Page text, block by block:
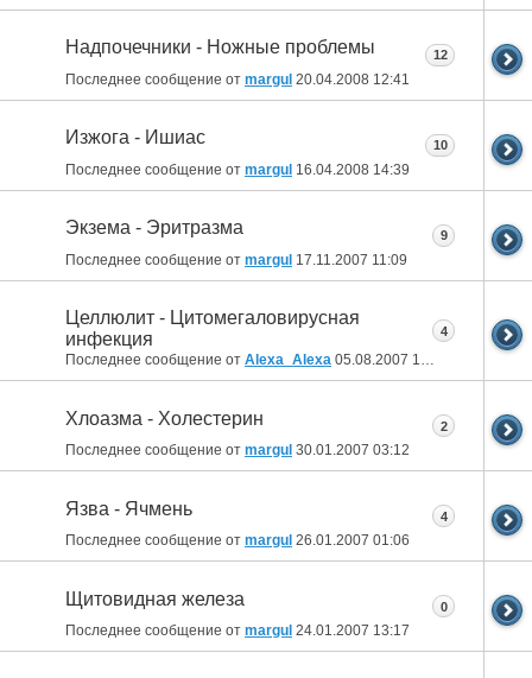
Надпочечники - Ножные проблемы
Последнее сообщение от margul 20.04.2008 12:41
12
Изжога - Ишиас
Последнее сообщение от margul 16.04.2008 14:39
10
Экзема - Эритразма
Последнее сообщение от margul 17.11.2007 11:09
9
Целлюлит - Цитомегаловирусная
инфекция
Последнее сообщение от Alexa_Alexa 05.08.2007 16:30
4
Хлоазма - Холестерин
Последнее сообщение от margul 30.01.2007 03:12
2
Язва - Ячмень
Последнее сообщение от margul 26.01.2007 01:06
4
Щитовидная железа
Последнее сообщение от margul 24.01.2007 13:17
0